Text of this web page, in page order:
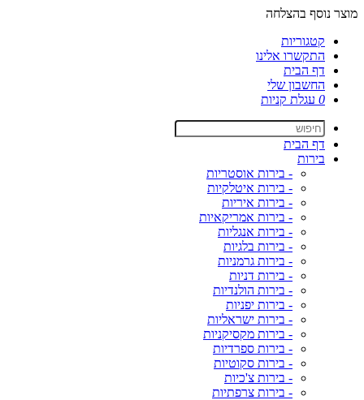
מוצר נוסף בהצלחה
קטגוריות
התקשרו אלינו
דף הבית
החשבון שלי
0 עגלת קניות
דף הבית
בירות
- בירות אוסטריות
- בירות איטלקיות
- בירות איריות
- בירות אמריקאיות
- בירות אנגליות
- בירות בלגיות
- בירות גרמניות
- בירות דניות
- בירות הולנדיות
- בירות יפניות
- בירות ישראליות
- בירות מקסיקניות
- בירות ספרדיות
- בירות סקוטיות
- בירות צ'כיות
- בירות צרפתיות